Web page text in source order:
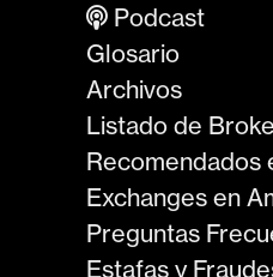
Podcast
Glosario
Archivos
Listado de
Recomendados
Exchanges en
Preguntas
Estafas y